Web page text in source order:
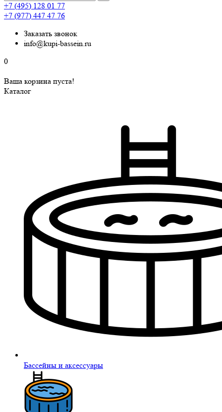
+7 (495) 128 01 77
+7 (977) 447 47 76
Заказать звонок
info@kupi-bassein.ru
0
Ваша корзина пуста!
Каталог
Бассейны и аксессуары